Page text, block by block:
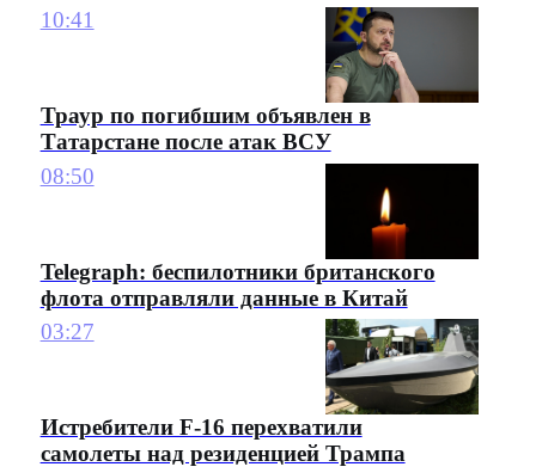
10:41
Траур по погибшим объявлен в
Татарстане после атак ВСУ
08:50
Telegraph: беспилотники британского
флота отправляли данные в Китай
03:27
Истребители F-16 перехватили
самолеты над резиденцией Трампа